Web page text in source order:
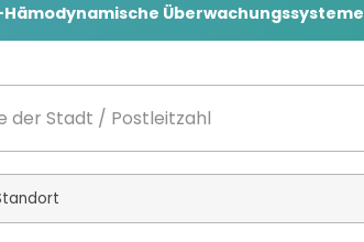
Hämodynamische Überwachungssysteme